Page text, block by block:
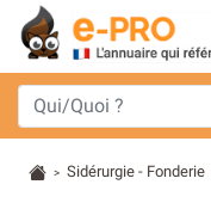
> Sidérurgie - Fonderie